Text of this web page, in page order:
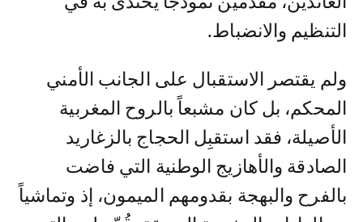
التنظيم والانضباط.
ولم يقتصر الاستقبال على الجانب الأمني
المحكم، بل كان مشبعاً بالروح المغربية
الأصيلة، فقد استقبِل الحجاج بالزغاريد
الصادقة والأهازيج الوطنية التي فاضت
بالفرح والبهجة بقدومهم الميمون، إذ وتماشياً